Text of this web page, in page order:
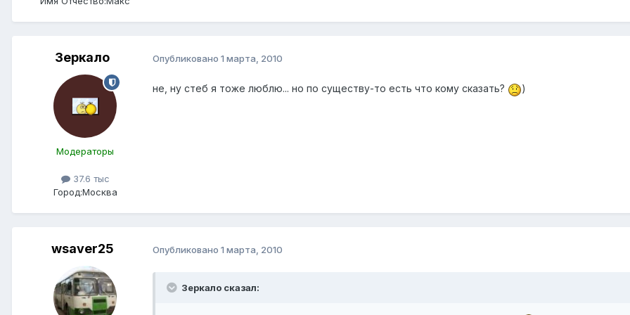
Зеркало
Модераторы
37.6 тыс
Город:Москва
Опубликовано 1 марта, 2010
не, ну стеб я тоже люблю... но по существу-то есть что кому сказать? )
wsaver25 Опубликовано 1 марта, 2010
Зеркало сказал: